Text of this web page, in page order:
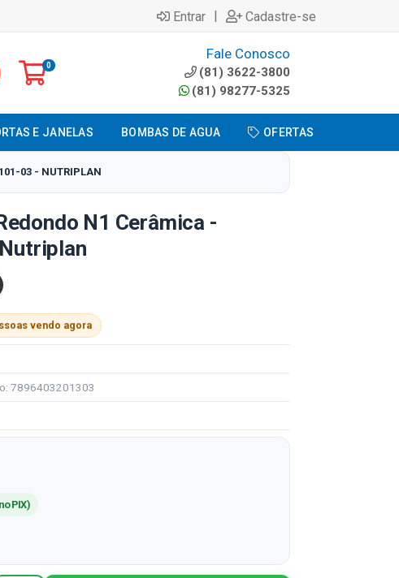
Entrar | Cadastre-se
0
Fale Conosco
(81) 3622-3800
(81) 98277-5325
E JANELAS BOMBAS DE AGUA OFERTAS
03 - NUTRIPLAN
N1 Cerâmica -
vendo agora
7896403201303
PIX)